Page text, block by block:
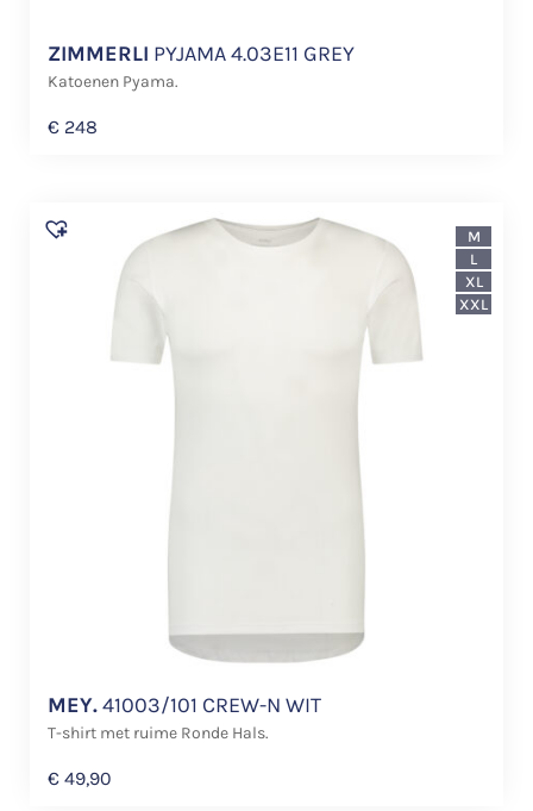
ZIMMERLI PYJAMA 4.03E11 GREY
Katoenen Pyama.
€ 248
MEY.41003/101 CREW-N WIT
T-shirt met ruime Ronde Hals.
€ 49,90
M
L
XL
XXL